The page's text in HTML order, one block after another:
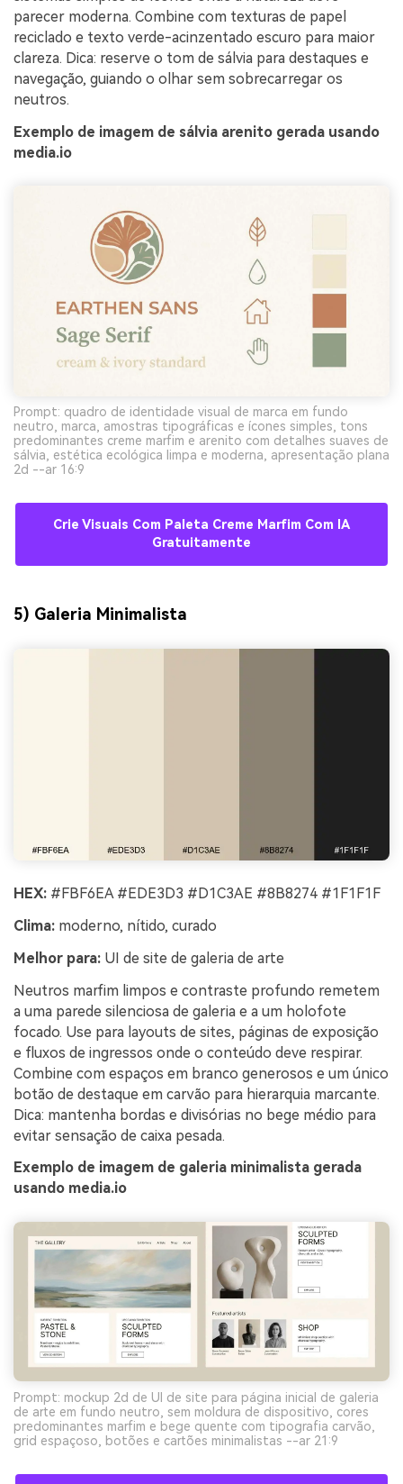
parecer moderna. Combine com texturas de papel
reciclado e texto verde-acinzentado escuro para maior
clareza. Dica: reserve o tom de sálvia para destaques e
navegação, guiando o olhar sem sobrecarregar os
neutros.
Exemplo de imagem de sálvia arenito gerada usando
media.io
Prompt: quadro de identidade visual de marca em fundo
neutro, marca, amostras tipográficas e ícones simples, tons
predominantes creme marfim e arenito com detalhes suaves de
sálvia, estética ecológica limpa e moderna, apresentação plana
2d --ar 16:9
Crie Visuais Com Paleta Creme Marfim Com IA
Gratuitamente
5) Galeria Minimalista
HEX: #FBF6EA #EDE3D3 #D1C3AE #8B8274 #1F1F1F
Clima: moderno, nítido, curado
Melhor para: UI de site de galeria de arte
Neutros marfim limpos e contraste profundo remetem
a uma parede silenciosa de galeria e a um holofote
focado. Use para layouts de sites, páginas de exposição
e fluxos de ingressos onde o conteúdo deve respirar.
Combine com espaços em branco generosos e um único
botão de destaque em carvão para hierarquia marcante.
Dica: mantenha bordas e divisórias no bege médio para
evitar sensação de caixa pesada.
Exemplo de imagem de galeria minimalista gerada
usando media.io
Prompt: mockup 2d de UI de site para página inicial de galeria
de arte em fundo neutro, sem moldura de dispositivo, cores
predominantes marfim e bege quente com tipografia carvão,
grid espaçoso, botões e cartões minimalistas --ar 21:9